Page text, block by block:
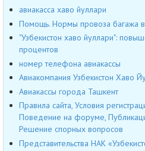
авиакасса хаво йуллари
Помощь. Нормы провоза багажа
"Узбекистон хаво йуллари":
процентов
номер телефона авиакассы
Авиакомпания Узбекистон Хаво
Авиакассы города Ташкент
Правила сайта, Условия
Поведение на форуме,
Решение спорных вопросов
Представительства НАК